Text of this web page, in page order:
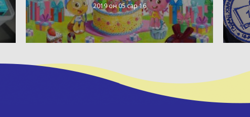
2019 он 05 сар 16